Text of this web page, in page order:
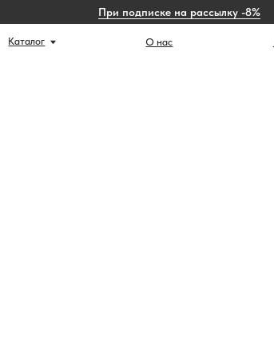
При подписке на рассылку -8%